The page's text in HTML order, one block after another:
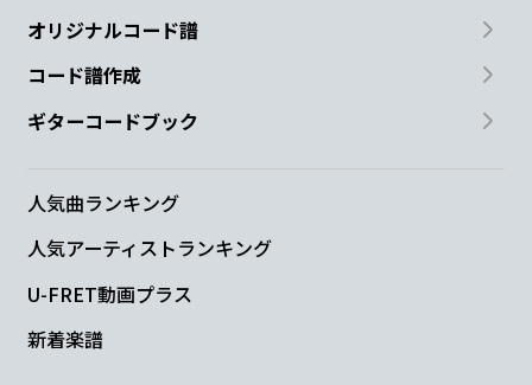
オリジナルコード譜
コード譜作成
ギターコードブック
人気曲ランキング
人気アーティストランキング
U-FRET動画プラス
新着楽譜